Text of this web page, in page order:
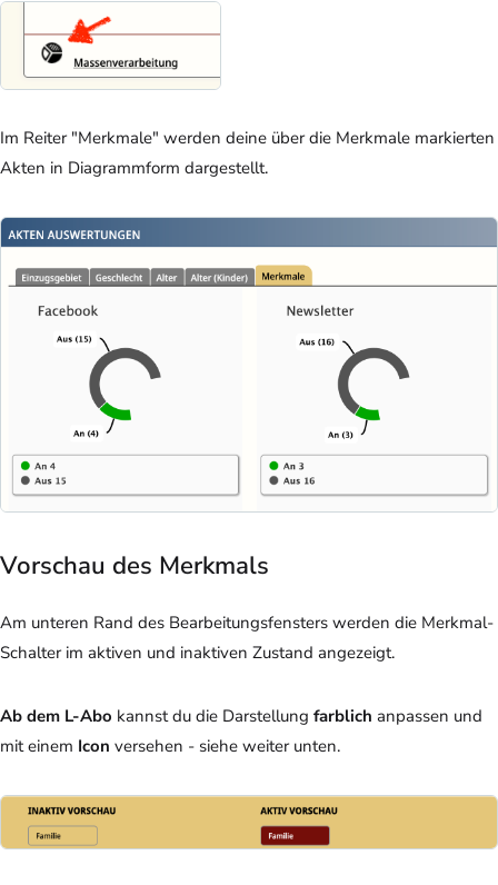
Im Reiter "Merkmale" werden deine über die Merkmale markierten
Akten in Diagrammform dargestellt.
Vorschau des Merkmals
Am unteren Rand des Bearbeitungsfensters werden die Merkmal-
Schalter im aktiven und inaktiven Zustand angezeigt.
Ab dem L-Abo kannst du die Darstellung farblich anpassen und
mit einem Icon versehen - siehe weiter unten.